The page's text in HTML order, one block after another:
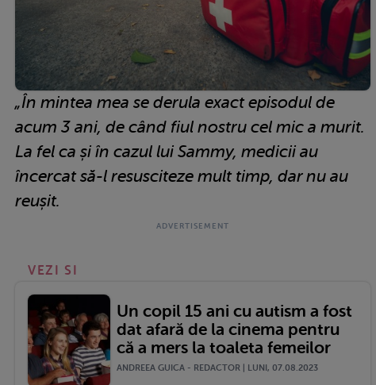
„În mintea mea se derula exact episodul de
acum 3 ani, de când fiul nostru cel mic a murit.
La fel ca și în cazul lui Sammy, medicii au
încercat să-l resusciteze mult timp, dar nu au
reușit.
VEZI SI
Un copil 15 ani cu autism a fost
dat afară de la cinema pentru
că a mers la toaleta femeilor
ANDREEA GUICA - REDACTOR | LUNI, 07.08.2023